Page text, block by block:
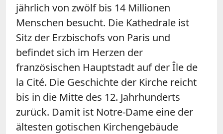
jährlich von zwölf bis 14 Millionen
Menschen besucht. Die Kathedrale ist
Sitz der Erzbischofs von Paris und
befindet sich im Herzen der
französischen Hauptstadt auf der Île de
la Cité. Die Geschichte der Kirche reicht
bis in die Mitte des 12. Jahrhunderts
zurück. Damit ist Notre-Dame eine der
ältesten gotischen Kirchengebäude